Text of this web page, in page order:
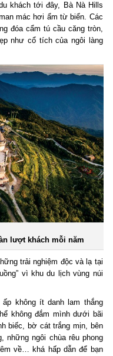
khách tới đây, Bà Nà Hills
mác hơi ẩm từ biển. Các
đóa cẩm tú cầu căng tròn,
như cổ tích của ngôi làng
lượt khách mỗi năm
trải nghiệm độc và lạ tại
vì khu du lịch vùng núi
không ít danh lam thắng
không đắm mình dưới bãi
biếc, bờ cát trắng mịn, bên
những ngôi chùa rêu phong
về… khá hấp dẫn để bạn